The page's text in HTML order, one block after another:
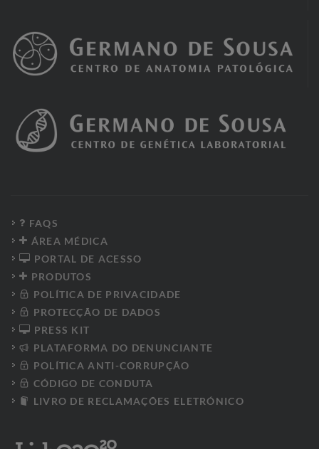
FAQS
ÁREA MÉDICA
PORTAL DE ACESSO
PRODUTOS
POLÍTICA DE PRIVACIDADE
PROTECÇÃO DE DADOS
PRESS KIT
PLATAFORMA DO DENUNCIANTE
POLÍTICA ANTI-CORRUPÇÃO
CÓDIGO DE CONDUTA
LIVRO DE RECLAMAÇÕES ELETRÓNICO